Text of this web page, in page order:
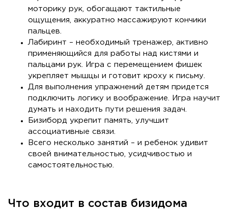
моторику рук, обогащают тактильные
ощущения, аккуратно массажируют кончики
пальцев.
Лабиринт – необходимый тренажер, активно
применяющийся для работы над кистями и
пальцами рук. Игра с перемещением фишек
укрепляет мышцы и готовит кроху к письму.
Для выполнения упражнений детям придется
подключить логику и воображение. Игра научит
думать и находить пути решения задач.
Бизиборд укрепит память, улучшит
ассоциативные связи.
Всего несколько занятий – и ребенок удивит
своей внимательностью, усидчивостью и
самостоятельностью.
Что входит в состав бизидома